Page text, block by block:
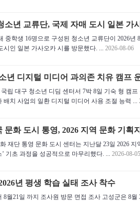
소년 교류단, 국제 자매 도시 일본 가
중학생 16명으로 구성된 청소년 교류단이 2026년
시인 일본 가사오카 시를 방문했다. ... 2026-08-06
년 디지털 미디어 과의존 치유 캠프
국립 대구 청소년 디딤 센터서 7박 8일 기숙 형 캠
배치 사업의 일환 디지털 미디어 사용 조절 능력 ...
문화 도시 통영, 2026 지역 문화 기획
재단 통영 문화 도시 센터는 지난달 23일 2026
’ 기초 과정을 성공적으로 마무리했다. ... 2026-08-05
년 평생 학습 실태 조사 착수
8월21일 까지 조사원 방문 면접 조사 고성군은 8